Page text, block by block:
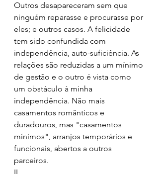
Outros desapareceram sem que
ninguém reparasse e procurasse por
eles; e outros casos. A felicidade
tem sido confundida com
independência, auto-suficiência. As
relações são reduzidas a um mínimo
de gestão e o outro é vista como
um obstáculo à minha
independência. Não mais
casamentos românticos e
duradouros, mas "casamentos
mínimos", arranjos temporários e
funcionais, abertos a outros
parceiros.